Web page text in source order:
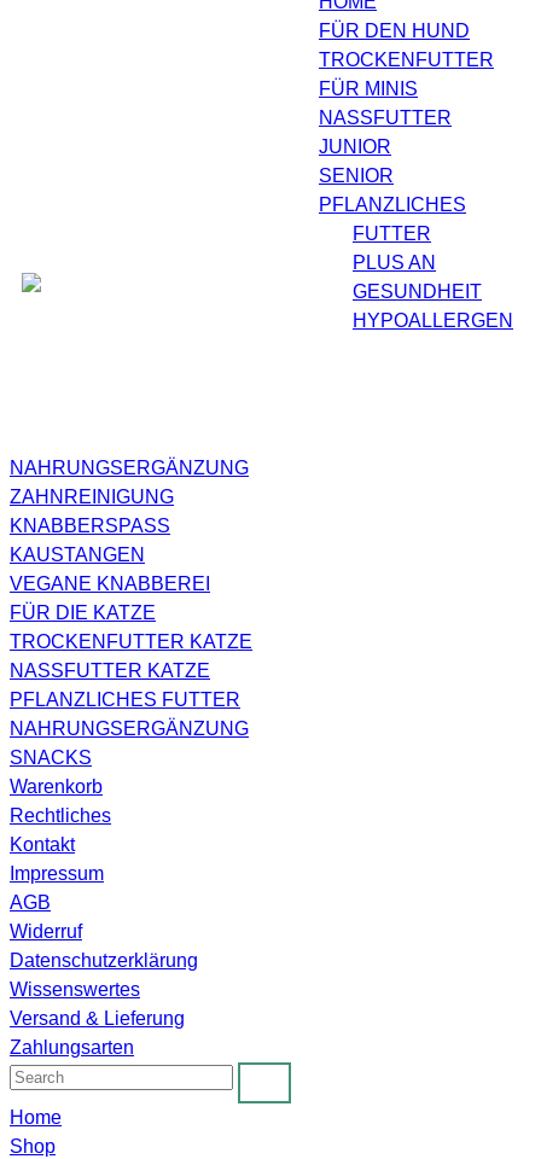
FÜR DEN HUND
TROCKENFUTTER
FÜR MINIS
NASSFUTTER
JUNIOR
SENIOR
PFLANZLICHES
FUTTER
PLUS AN
GESUNDHEIT
HYPOALLERGEN
NAHRUNGSERGÄNZUNG
ZAHNREINIGUNG
KNABBERSPASS
KAUSTANGEN
VEGANE KNABBEREI
FÜR DIE KATZE
TROCKENFUTTER KATZE
NASSFUTTER KATZE
PFLANZLICHES FUTTER
NAHRUNGSERGÄNZUNG
SNACKS
Warenkorb
Rechtliches
Kontakt
Impressum
AGB
Widerruf
Datenschutzerklärung
Wissenswertes
Versand & Lieferung
Zahlungsarten
Home
Shop